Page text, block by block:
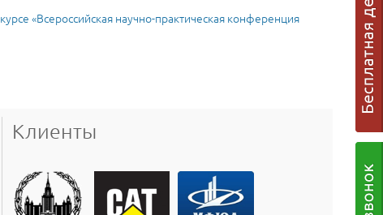
курсе «Всероссийская научно-практическая конференция
Клиенты